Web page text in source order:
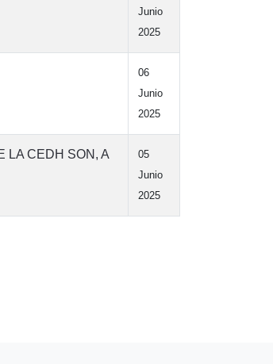
Junio
2025
06
Junio
2025
LA CEDH SON, A
05
Junio
2025